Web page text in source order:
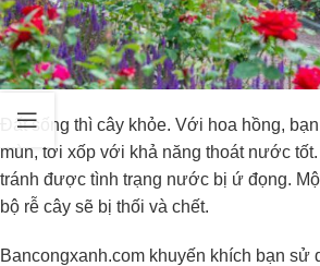
Đất sống thì cây khỏe. Với hoa hồng,
mùn, tơi xốp với khả năng thoát nước
tránh được tình trạng nước bị ứ đọng.
bộ rễ cây sẽ bị thối và chết.
Bancongxanh.com khuyến khích bạn sử